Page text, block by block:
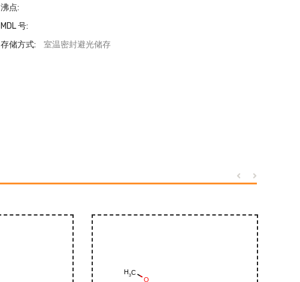
沸点:
MDL 号:
存储方式:
室温密封避光储存